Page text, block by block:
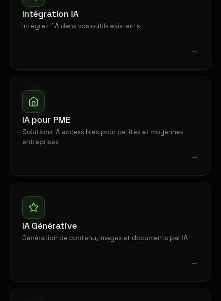
Intégration IA
Intégrez l'IA dans vos outils existants
→
IA pour PME
Solutions IA accessibles pour petites et moyennes
entreprises
→
IA Générative
Génération de contenu, images et documents par IA
→